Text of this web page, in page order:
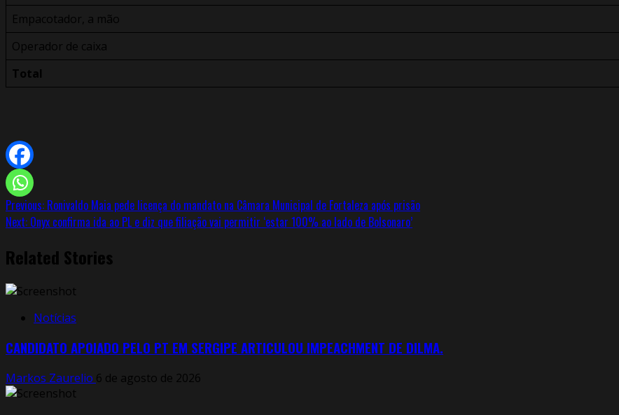
Empacotador, a mão
Operador de caixa
Total
Continue
Reading
Previous: Ronivaldo Maia pede licença do mandato na Câmara Municipal de Fortaleza após prisão
Next: Onyx confirma ida ao PL e diz que filiação vai permitir ‘estar 100% ao lado de Bolsonaro’
Related Stories
Notícias
CANDIDATO APOIADO PELO PT EM SERGIPE ARTICULOU IMPEACHMENT DE DILMA.
Markos Zaurelio 6 de agosto de 2026